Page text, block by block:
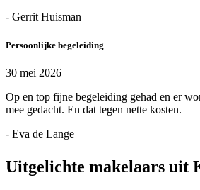
- Gerrit Huisman
Persoonlijke begeleiding
30 mei 2026
Op en top fijne begeleiding gehad en er
mee gedacht. En dat tegen nette kosten.
- Eva de Lange
Uitgelichte makelaars uit